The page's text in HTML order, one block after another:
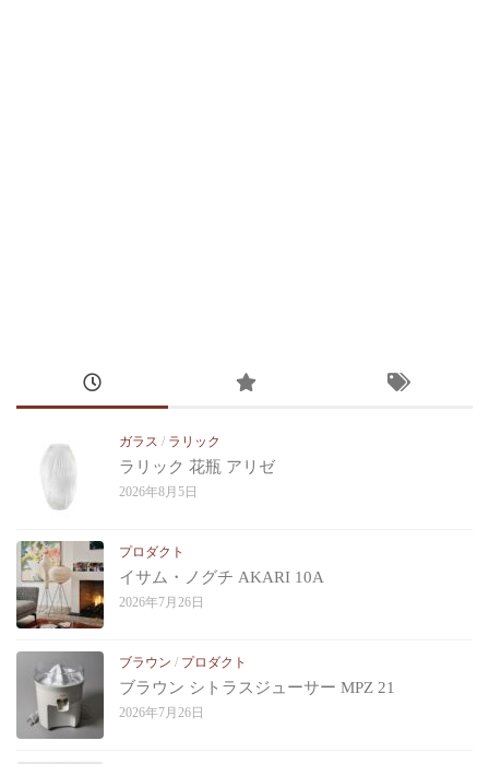
ガラス / ラリック
ラリック 花瓶 アリゼ
2026年8月5日
プロダクト
イサム・ノグチ AKARI 10A
2026年7月26日
ブラウン / プロダクト
ブラウン シトラスジューサー MPZ 21
2026年7月26日